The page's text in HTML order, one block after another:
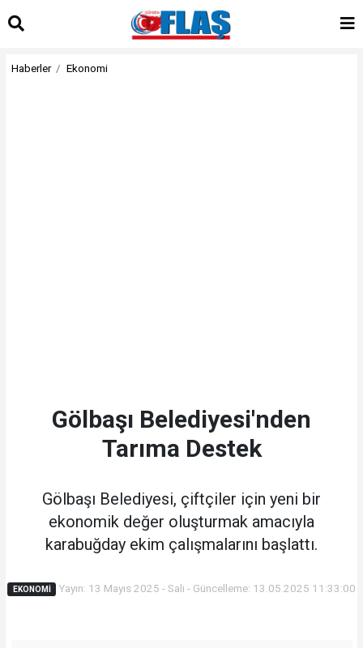
Haberler Ekonomi
Gölbaşı Belediyesi'nden
Tarıma Destek
Gölbaşı Belediyesi, çiftçiler için yeni bir
ekonomik değer oluşturmak amacıyla
karabuğday ekim çalışmalarını başlattı.
EKONOMI Yayın: 13 Mayıs 2025 - Salı - Güncelleme: 13.05.2025 11:33:00